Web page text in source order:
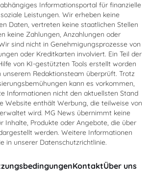
Informationsportal für finanzielle
Leistungen. Wir erheben keine
Daten, vertreten keine staatlichen Stellen
keine Zahlungen, Anzahlungen oder
sind nicht in Genehmigungsprozesse von
oder Kreditkarten involviert. Ein Teil der
von KI-gestützten Tools erstellt worden
unserem Redaktionsteam überprüft. Trotz
kann es vorkommen,
Informationen nicht den aktuellsten Stand
Website enthält Werbung, die teilweise von
wird. MG News übernimmt keine
Inhalte, Produkte oder Angebote, die über
werden. Weitere Informationen
in unserer Datenschutzrichtlinie.
KontaktÜber uns